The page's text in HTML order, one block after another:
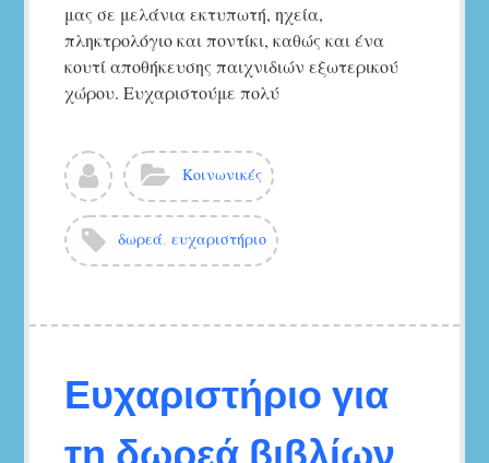
μας σε μελάνια εκτυπωτή, ηχεία,
πληκτρολόγιο και ποντίκι, καθώς και ένα
κουτί αποθήκευσης παιχνιδιών εξωτερικού
χώρου. Ευχαριστούμε πολύ
Δείτε
όλα
τα
άρθρα
του/
Νηπιαγωγείο
Κατηγορίες:Κοινωνικές
Ετικέτες:δωρεά,ευχαριστήριο
Ευχαριστήριο για
τη δωρεά βιβλίων